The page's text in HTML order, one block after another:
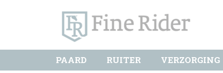
PAARD RUITER VERZORGING